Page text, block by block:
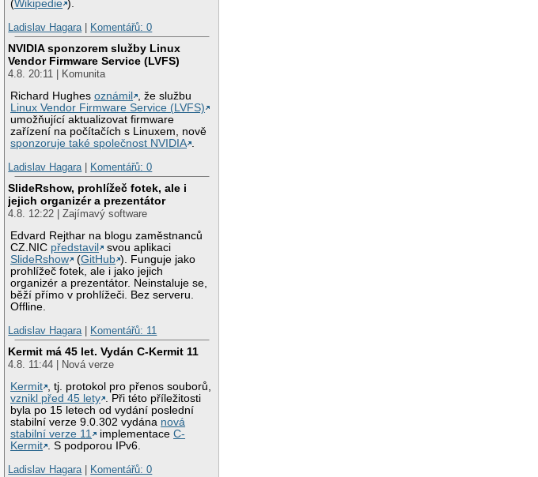
(Wikipedie ).
Ladislav Hagara| Komentářů: 0
NVIDIA sponzorem služby Linux
Vendor Firmware Service (LVFS)
4.8. 20:11 | Komunita
Richard Hughesoznámil
, že službu
Linux Vendor Firmware Service (LVFS)
umožňující aktualizovat firmware
zařízení na počítačích s Linuxem, nově
sponzoruje také společnost NVIDIA .
Ladislav Hagara| Komentářů: 0
SlideRshow, prohlížeč fotek, ale i
jejich organizér a prezentátor
4.8. 12:22 | Zajímavý software
Edvard Rejthar na blogu zaměstnanců
CZ.NIC představil
svou aplikaci
SlideRshow
(GitHub ). Funguje jako
prohlížeč fotek, ale i jako jejich
organizér a prezentátor. Neinstaluje se,
běží přímo v prohlížeči. Bez serveru.
Offline.
Ladislav Hagara| Komentářů: 11
Kermit má 45 let. Vydán C-Kermit 11
4.8. 11:44 | Nová verze
Kermit , tj. protokol pro přenos souborů,
vznikl před 45 lety . Při této příležitosti
byla po 15 letech od vydání poslední
stabilní verze 9.0.302 vydána nová
stabilní verze 11
implementaceC-
Kermit . S podporou IPv6.
Ladislav Hagara| Komentářů: 0